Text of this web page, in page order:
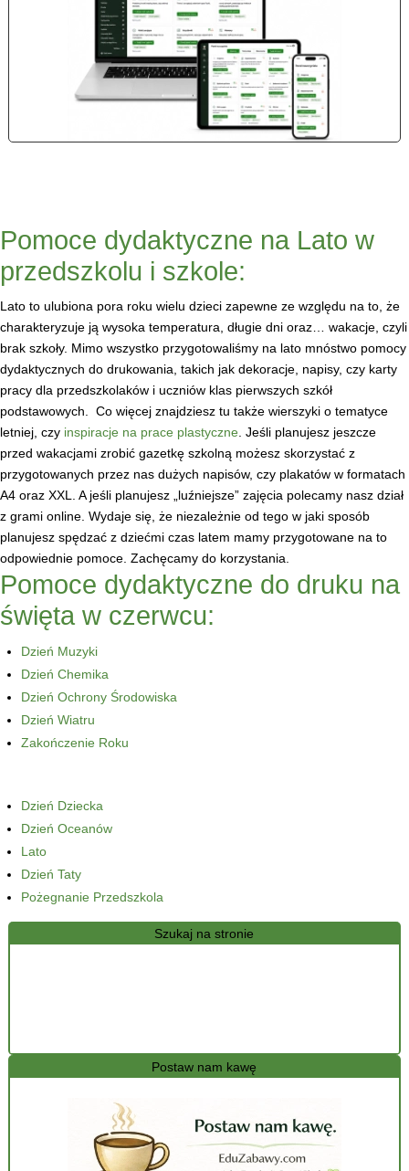
Szukaj na stronie
Postaw nam kawę
Pomoce dydaktyczne na Lato w
przedszkolu i szkole:
Lato to ulubiona pora roku wielu dzieci zapewne ze względu na to, że
charakteryzuje ją wysoka temperatura, długie dni oraz… wakacje, czyli
brak szkoły. Mimo wszystko przygotowaliśmy na lato mnóstwo pomocy
dydaktycznych do drukowania, takich jak dekoracje, napisy, czy karty
pracy dla przedszkolaków i uczniów klas pierwszych szkół
podstawowych.
Co więcej znajdziesz tu także wierszyki o tematyce
letniej, czy inspiracje na prace plastyczne . Jeśli planujesz jeszcze
przed wakacjami zrobić gazetkę szkolną możesz skorzystać z
przygotowanych przez nas dużych napisów, czy plakatów w formatach
A4 oraz XXL. A jeśli planujesz „luźniejsze” zajęcia polecamy nasz dział
z grami online. Wydaje się, że niezależnie od tego w jaki sposób
planujesz spędzać z dziećmi czas latem mamy przygotowane na to
odpowiednie pomoce. Zachęcamy do korzystania.
Pomoce dydaktyczne do druku na
święta w czerwcu:
Dzień Muzyki
Dzień Chemika
Dzień Ochrony Środowiska
Dzień Wiatru
Zakończenie Roku
Dzień Dziecka
Dzień Oceanów
Lato
Dzień Taty
Pożegnanie Przedszkola